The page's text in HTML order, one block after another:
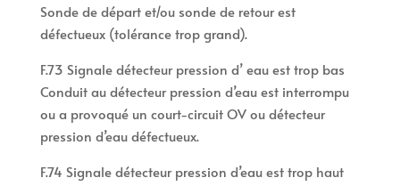
Sonde de départ et/ou sonde de retour est
défectueux (tolérance trop grand).
F.73 Signale détecteur pression d’ eau est trop bas
Conduit au détecteur pression d’eau est interrompu
ou a provoqué un court-circuit OV ou détecteur
pression d’eau défectueux.
F.74 Signale détecteur pression d’eau est trop haut